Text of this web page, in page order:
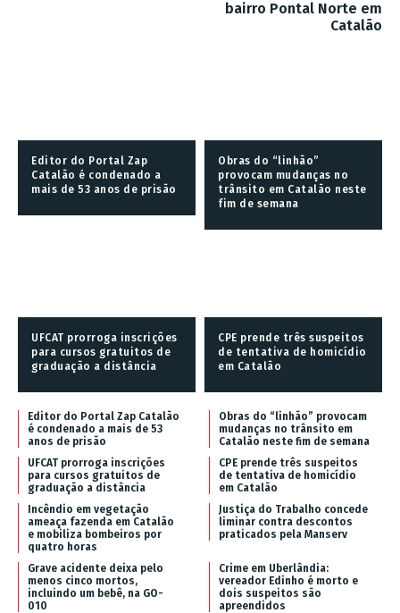
bairro Pontal Norte em
Catalão
Editor do Portal Zap
Catalão é condenado a
mais de 53 anos de prisão
Obras do “linhão”
provocam mudanças no
trânsito em Catalão neste
fim de semana
UFCAT prorroga inscrições
para cursos gratuitos de
graduação a distância
CPE prende três suspeitos
de tentativa de homicídio
em Catalão
Editor do Portal Zap Catalão
é condenado a mais de 53
anos de prisão
Obras do “linhão” provocam
mudanças no trânsito em
Catalão neste fim de semana
UFCAT prorroga inscrições
para cursos gratuitos de
graduação a distância
CPE prende três suspeitos
de tentativa de homicídio
em Catalão
Incêndio em vegetação
ameaça fazenda em Catalão
e mobiliza bombeiros por
quatro horas
Justiça do Trabalho concede
liminar contra descontos
praticados pela Manserv
Grave acidente deixa pelo
menos cinco mortos,
incluindo um bebê, na GO-
010
Crime em Uberlândia:
vereador Edinho é morto e
dois suspeitos são
apreendidos